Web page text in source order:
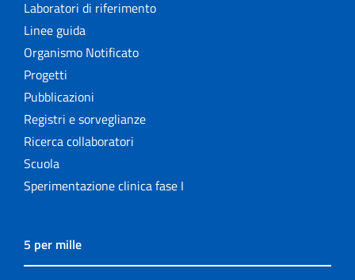
Laboratori di riferimento
Linee guida
Organismo Notificato
Progetti
Pubblicazioni
Registri e sorveglianze
Ricerca collaboratori
Scuola
Sperimentazione clinica fase I
5 per mille